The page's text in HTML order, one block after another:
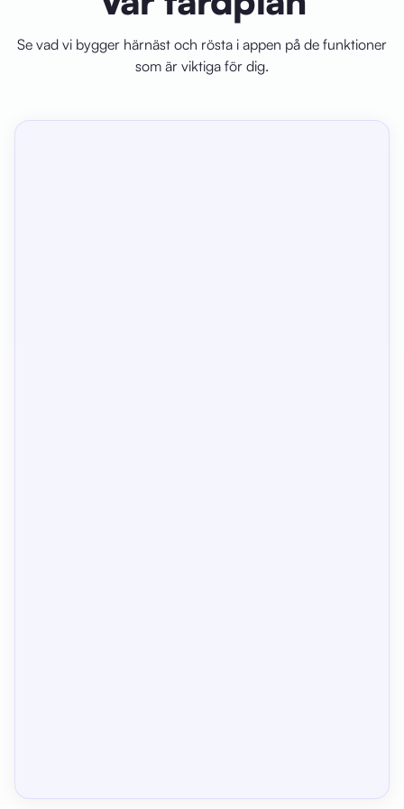
Se vad vi bygger härnäst och rösta i appen på de funktioner
som är viktiga för dig.